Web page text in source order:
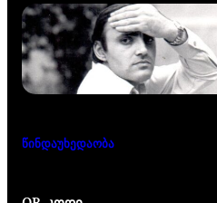
წინდაუხედაობა